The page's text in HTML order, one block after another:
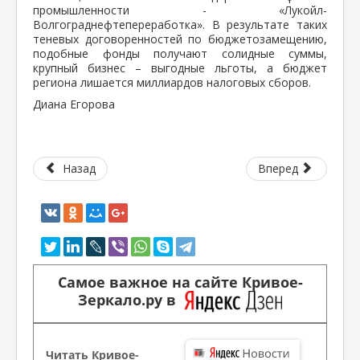
промышленности - «Лукойл-
Волгограднефтепереработка». В результате таких
теневых договоренностей по бюджетозамещению,
подобные фонды получают солидные суммы,
крупный бизнес – выгодные льготы, а бюджет
региона лишается миллиардов налоговых сборов.
Диана Егорова
Назад Вперед
Самое важное на сайте Кривое-
Зеркало.ру в
Читать Кривое-